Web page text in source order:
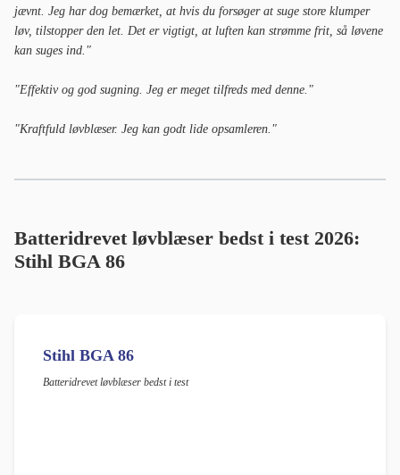
jævnt. Jeg har dog bemærket, at hvis du forsøger at suge store klumper
løv, tilstopper den let. Det er vigtigt, at luften kan strømme frit, så løvene
kan suges ind."
"Effektiv og god sugning. Jeg er meget tilfreds med denne."
"Kraftfuld løvblæser. Jeg kan godt lide opsamleren."
Batteridrevet løvblæser bedst i test 2026:
Stihl BGA 86
Stihl BGA 86
Batteridrevet løvblæser bedst i test